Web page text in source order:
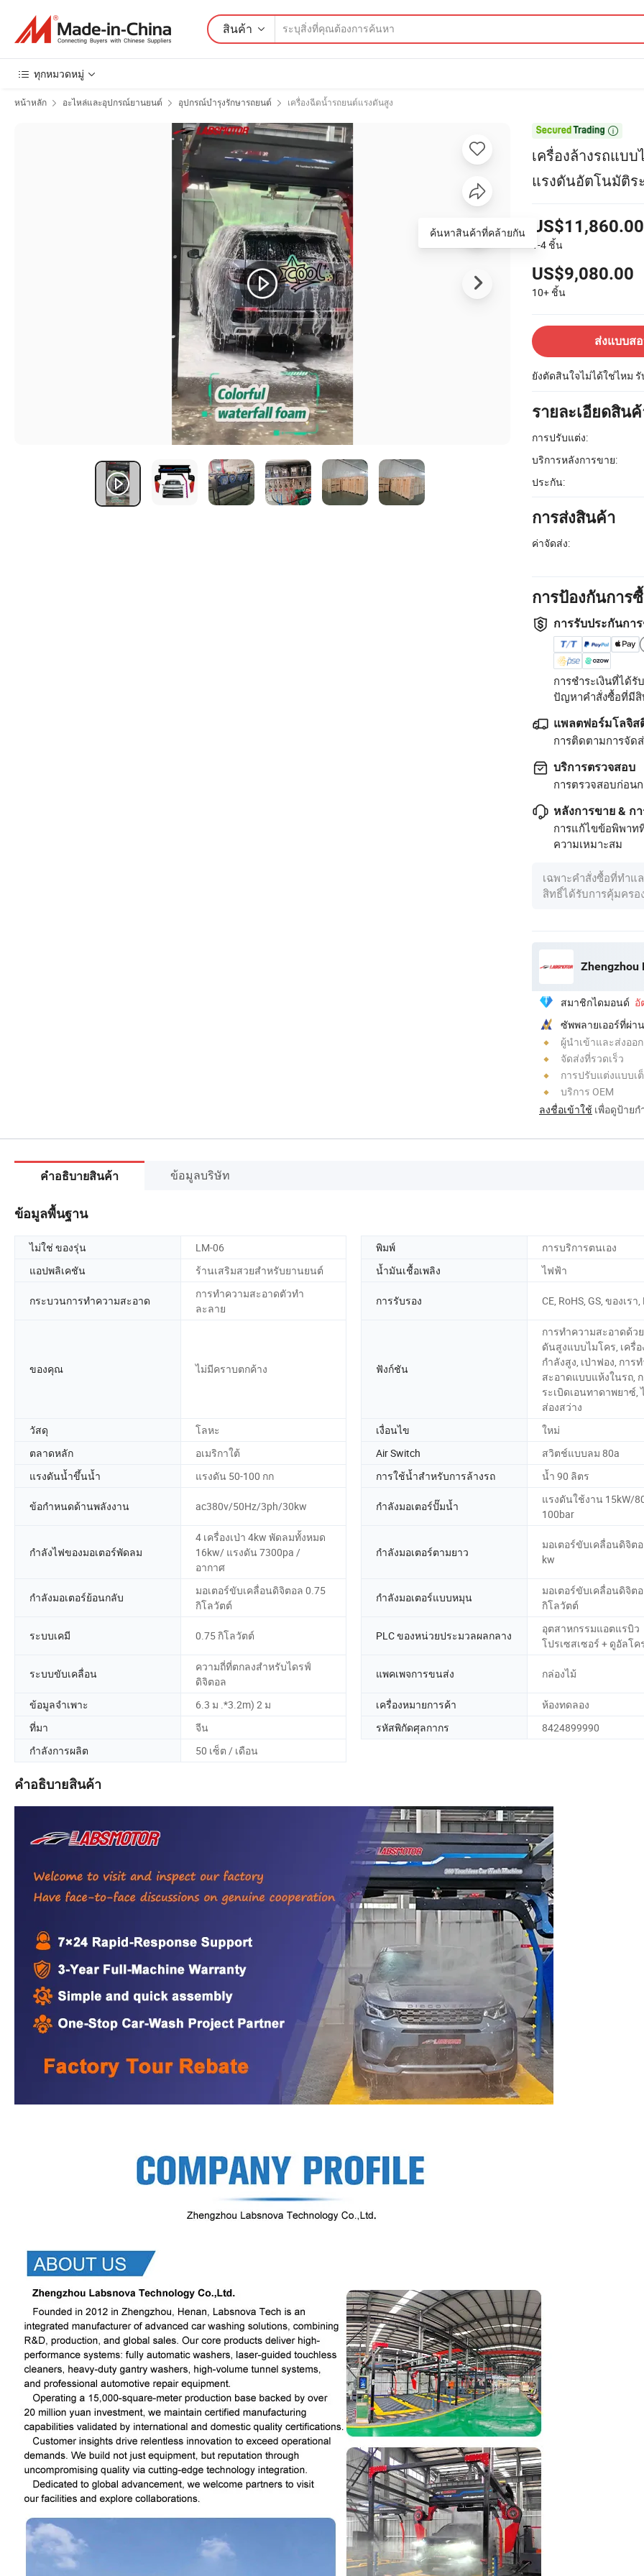
สินค้า
ทุกหมวดหมู่
หน้าหลัก อะไหล่และอุปกรณ์ยานยนต์ อุปกรณ์บำรุงรักษารถยนต์ เครื่องฉีดน้ำรถยนต์แรงดันสูง

เครื่องล้างรถแบ
แรงดันอัตโนมัติร
US$11,860.00
1-4 ชิ้น
US$9,080.00
10+ ชิ้น
ส่งแบบส
ยังตัดสินใจไม่ได้ใช่ไหม
รายละเอียดสิน
การปรับแต่ง:
บริการหลังการขาย:
ประกัน:
การส่งสินค้า
ค่าจัดส่ง:
การป้องกันการ
การรับประกันการ
การชำระเงินที่ได้
ปัญหาคำสั่งซื้อที่มี
แพลตฟอร์มโลจิส
การติดตามการจัด
บริการตรวจสอบ
การตรวจสอบก่อน
หลังการขาย & ก
การแก้ไขข้อพิพาท
ความเหมาะสม
เฉพาะคำสั่งซื้อที่ทำแ
สิทธิ์ได้รับการคุ้มครอ
Zhengzhou
สมาชิกไดมอนด์ อั
ซัพพลายเออร์ที่ผ่า
ผู้นำเข้าและส่งออก
จัดส่งที่รวดเร็ว
การปรับแต่งแบบเ
บริการ OEM
ลงชื่อเข้าใช้ เพื่อดูป้าย
ค้นหาสินค้าที่คล้ายกัน
คำอธิบายสินค้า ข้อมูลบริษัท
ข้อมูลพื้นฐาน
ไม่ใช่ ของรุ่น LM-06 พิมพ์
การบริการตนเอง
แอปพลิเคชัน
ร้านเสริมสวยสำหรับยานยนต์ น้ำมันเชื้อเพลิง ไฟฟ้า
กระบวนการทำความสะอาด
การทำความสะอาดตัวทำ
ละลาย
การรับรอง CE, RoHS, GS, ของเรา,
ของคุณ ไม่มีคราบตกค้าง ฟังก์ชัน
การทำความสะอาดด้ว
ดันสูงแบบไมโคร, เครื่
กำลังสูง, เป่าฟอง, การ
สะอาดแบบแห้งในรถ,
ระเบิดเอนทาดาพยาซ์,
ส่องสว่าง
วัสดุ
โลหะ เงื่อนไข
ใหม่
ตลาดหลัก
อเมริกาใต้ Air Switch
สวิตช์แบบลม 80a
แรงดันน้ำขึ้นน้ำ
แรงดัน 50-100 กก การใช้น้ำสำหรับการล้างรถ น้ำ 90 ลิตร
ข้อกำหนดด้านพลังงาน ac380v/50Hz/3ph/30kw กำลังมอเตอร์ปั๊มน้ำ
แรงดันใช้งาน 15kW/
100bar
กำลังไฟของมอเตอร์พัดลม
4 เครื่องเป่า 4kw พัดลมทั้งหมด
16kw/ แรงดัน 7300pa /
อากาศ
กำลังมอเตอร์ตามยาว
มอเตอร์ขับเคลื่อนดิจิต
kw
กำลังมอเตอร์ย้อนกลับ
มอเตอร์ขับเคลื่อนดิจิตอล 0.75
กิโลวัตต์
กำลังมอเตอร์แบบหมุน
มอเตอร์ขับเคลื่อนดิจิต
กิโลวัตต์
ระบบเคมี 0.75 กิโลวัตต์ PLC ของหน่วยประมวลผลกลาง
อุตสาหกรรมแอตแรบิว
โปรเซสเซอร์ + ดูอัลโค
ระบบขับเคลื่อน
ความถี่ที่ตกลงสำหรับไดรฟ์
ดิจิตอล
แพคเพจการขนส่ง กล่องไม้
ข้อมูลจำเพาะ 6.3 ม .*3.2m) 2 ม เครื่องหมายการค้า
ห้องทดลอง
ที่มา
จีน รหัสพิกัดศุลกากร
8424899990
กำลังการผลิต
50 เซ็ต / เดือน
คำอธิบายสินค้า